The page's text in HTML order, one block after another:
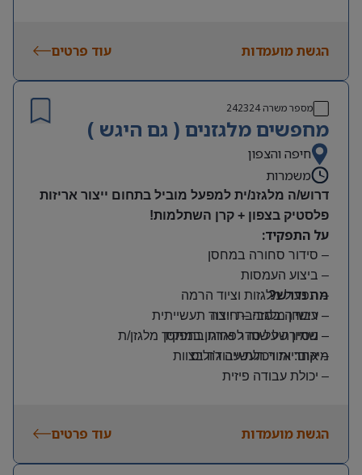
הגשת מועמדות עוד פרטים
מספר משרה242324
מחפשים מלגזנים ( גם היגש )
חיפה והצפון
משמרות
דרוש/ה מלגזנ/ית למפעל מוביל בתחום ייצור אריזות
פלסטיק בצפון + קרן השתלמות!
על התפקיד:
– סידור סחורה במחסן
– ביצוע העמסות
– תפעול מלגזות וציוד הרמה
– עבודה בסביבת ייצור תעשייתית
– שמירה על סדר וארגון במחסן
מה נדרש?
– רישיון מלגזה – חובה
– ניסיון של שנה לפחות בתפקיד מלגזן/ת
– אחריות ויכולת עבודה בצוות
– יכולת עבודה פיזית
משמרות:
מיקום: אזור תעשייה ג’וליס
הגשת מועמדות עוד פרטים